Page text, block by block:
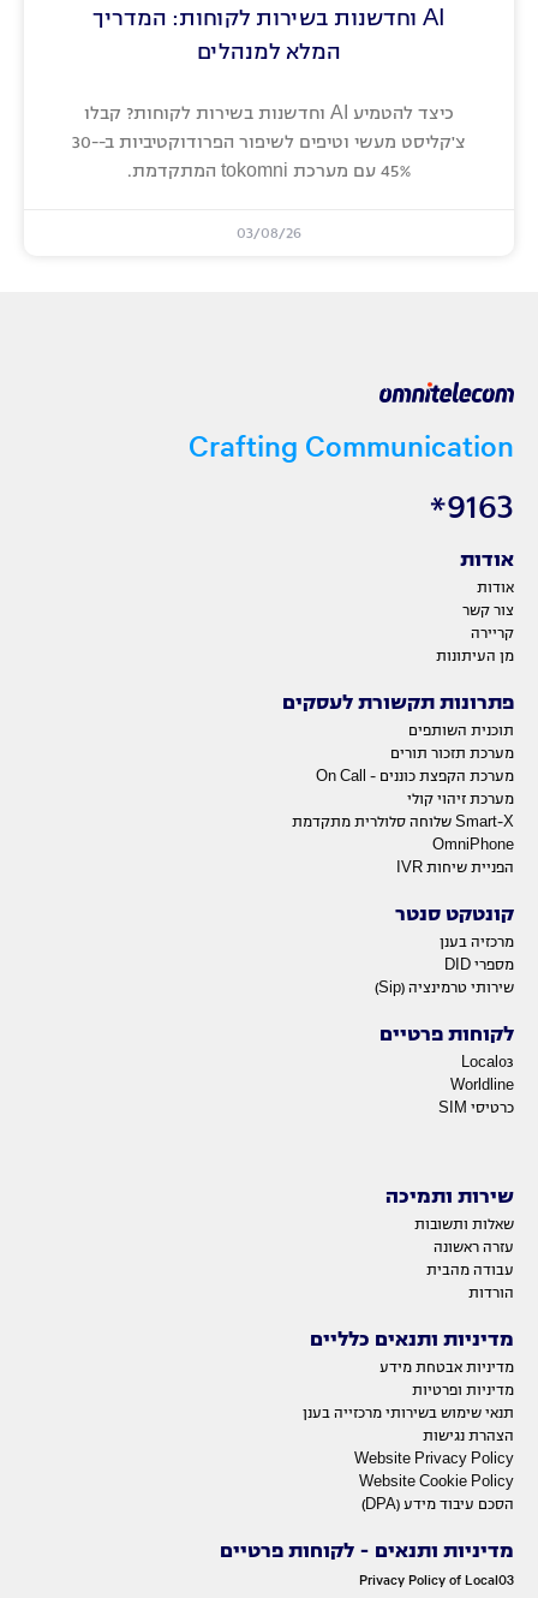
AI וחדשנות בשירות לקוחות: המדריך
המלא למנהלים
כיצד להטמיע AI וחדשנות בשירות לקוחות? קבלו
צ'קליסט מעשי וטיפים לשיפור הפרודוקטיביות ב-30-
45% עם מערכת tokomni המתקדמת.
03/08/26
Crafting Communication
9163*
אודות
אודות
צור קשר
קריירה
מן העיתונות
פתרונות תקשורת לעסקים
תוכנית השותפים
מערכת תזכור תורים
מערכת הקפצת כוננים - On Call
מערכת זיהוי קולי
Smart-X שלוחה סלולרית מתקדמת
OmniPhone
הפניית שיחות IVR
קונטקט סנטר
מרכזיה בענן
מספרי DID
שירותי טרמינציה (Sip)
לקוחות פרטיים
Local03
Worldline
כרטיסי SIM
שירות ותמיכה
שאלות ותשובות
עזרה ראשונה
עבודה מהבית
הורדות
מדיניות ותנאים כלליים
מדיניות אבטחת מידע
מדיניות ופרטיות
תנאי שימוש בשירותי מרכזייה בענן
הצהרת נגישות
Website Privacy Policy
Website Cookie Policy
הסכם עיבוד מידע (DPA)
מדיניות ותנאים - לקוחות פרטיים
Privacy Policy of Local03